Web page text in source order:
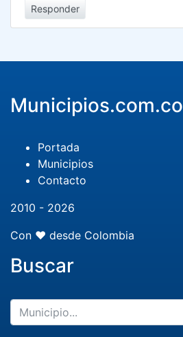
Responder
Municipios.com.co
Portada
Municipios
Contacto
2010 - 2026
Con ❤️ desde Colombia
Buscar